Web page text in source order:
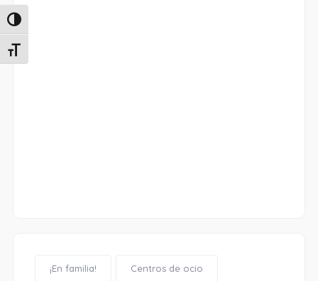
Alternar alto contraste
Alternar tamaño de letra
¡En familia! Centros de ocio